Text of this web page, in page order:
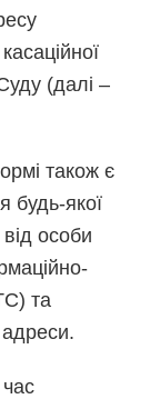
(далі –
також є
будь-якої
особи
та
адреси.